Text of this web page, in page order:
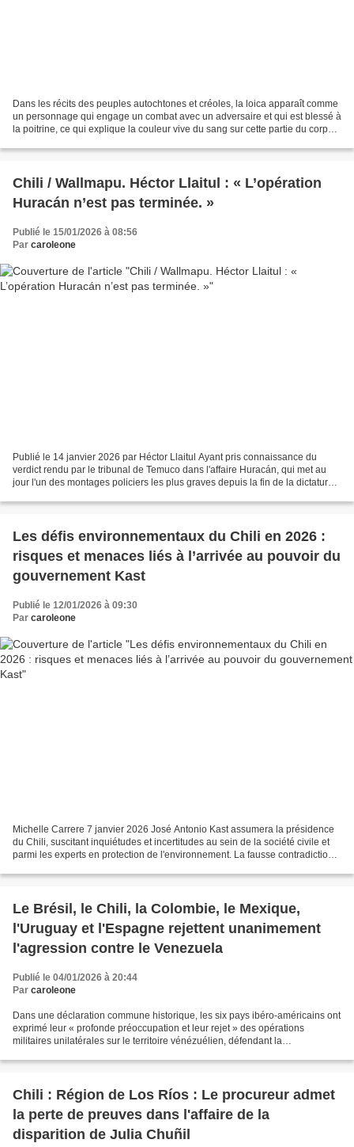
Dans les récits des peuples autochtones et créoles, la loica apparaît comme
un personnage qui engage un combat avec un adversaire et qui est blessé à
la poitrine, ce qui explique la couleur vive du sang sur cette partie du corps.
Chili / Wallmapu. Héctor Llaitul : « L’opération
Huracán n’est pas terminée. »
Publié le 15/01/2026 à 08:56
Par caroleone
Publié le 14 janvier 2026 par Héctor Llaitul Ayant pris connaissance du
verdict rendu par le tribunal de Temuco dans l'affaire Huracán, qui met au
jour l'un des montages policiers les plus graves depuis la fin de la dictature
Les défis environnementaux du Chili en 2026 :
risques et menaces liés à l’arrivée au pouvoir du
gouvernement Kast
Publié le 12/01/2026 à 09:30
Par caroleone
Michelle Carrere 7 janvier 2026 José Antonio Kast assumera la présidence
du Chili, suscitant inquiétudes et incertitudes au sein de la société civile et
parmi les experts en protection de l'environnement. La fausse contradiction
Le Brésil, le Chili, la Colombie, le Mexique,
l'Uruguay et l'Espagne rejettent unanimement
l'agression contre le Venezuela
Publié le 04/01/2026 à 20:44
Par caroleone
Dans une déclaration commune historique, les six pays ibéro-américains ont
exprimé leur « profonde préoccupation et leur rejet » des opérations
militaires unilatérales sur le territoire vénézuélien, défendant la
Chili : Région de Los Ríos : Le procureur admet
la perte de preuves dans l'affaire de la
disparition de Julia Chuñil